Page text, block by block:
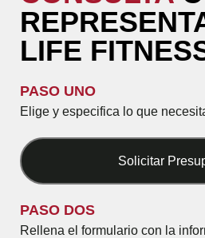
LIFE
PASO UNO
Elige y especifica lo que
Solicitar
PASO DOS
Rellena el formulario con la